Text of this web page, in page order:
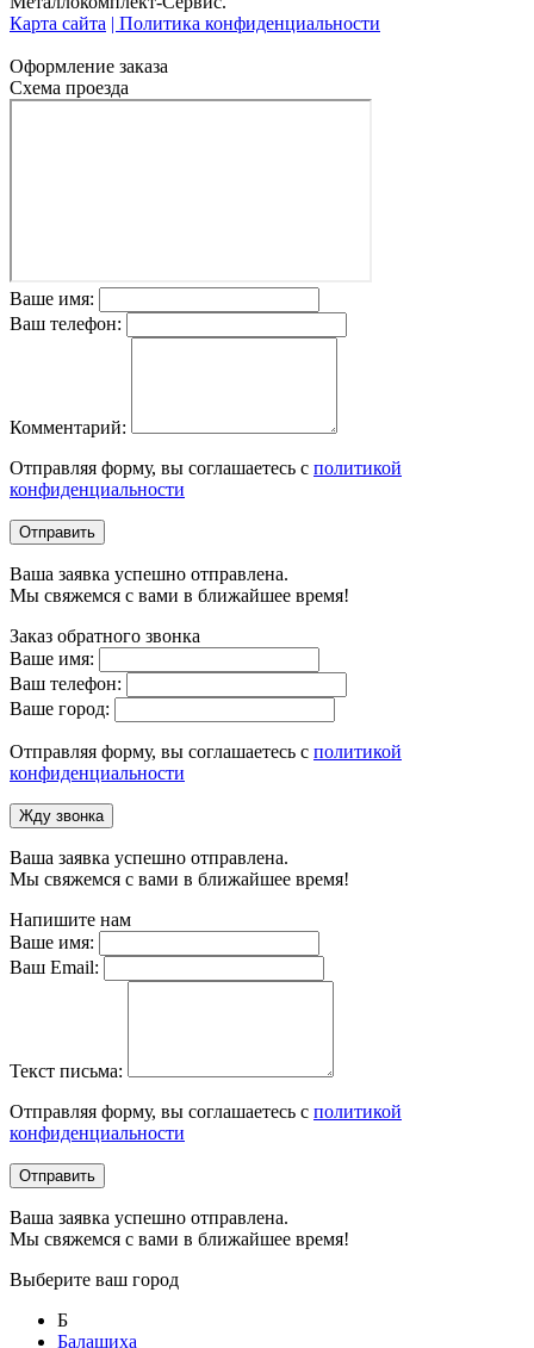
Карта сайта | Политика конфиденциальности
Оформление заказа
Схема проезда
Ваше имя:
Ваш телефон:
Комментарий:
Отправляя форму, вы соглашаетесь с политикой
конфиденциальности
Отправить
Ваша заявка успешно отправлена.
Мы свяжемся с вами в ближайшее время!
Заказ обратного звонка
Ваше имя:
Ваш телефон:
Ваше город:
Отправляя форму, вы соглашаетесь с политикой
конфиденциальности
Жду звонка
Ваша заявка успешно отправлена.
Мы свяжемся с вами в ближайшее время!
Напишите нам
Ваше имя:
Ваш Email:
Текст письма:
Отправляя форму, вы соглашаетесь с политикой
конфиденциальности
Отправить
Ваша заявка успешно отправлена.
Мы свяжемся с вами в ближайшее время!
Выберите ваш город
Б
Балашиха